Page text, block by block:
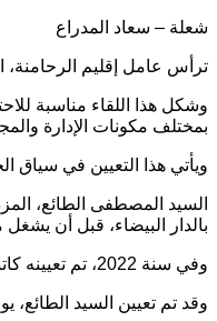
شعلة – سعاد المدراع
ترأس عامل إقليم الرحامنة،
وشكل هذا اللقاء مناسبة
بمختلف مكونات الإدارة
ويأتي هذا التعيين في سياق
بالدار البيضاء، قبل أن
وفي سنة 2022، تم تعيينه كاتباً عاماً ملحقاً بولاية جهة مراكش-آسفي، قبل أن يُسند إليه، بتاريخ 16 غشت 2023، منصب الكاتب العام لعمالة إقليم الرحامنة، حيث بصم على أداء إداري متميز.
وقد تم تعيين السيد